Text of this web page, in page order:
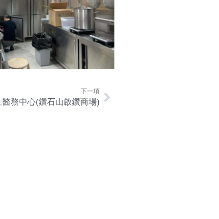
下一項
醫務中心(鑽石山啟鑽商場)